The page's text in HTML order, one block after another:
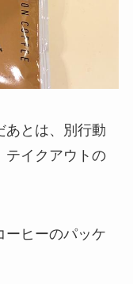
あとは、別行動
テイクアウトの
ーヒーのパッケ